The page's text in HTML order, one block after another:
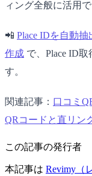
ィング全般に活用で
📲 Place IDを自動
作成 で、Place ID
す。
関連記事： 口コミ
QRコードと直リン
この記事の発行者
本記事は Revimy（